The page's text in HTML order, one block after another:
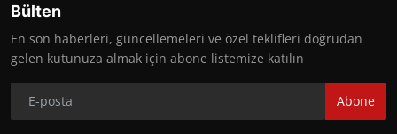
Bülten
En son haberleri, güncellemeleri ve özel teklifleri doğrudan
gelen kutunuza almak için abone listemize katılın
Abone